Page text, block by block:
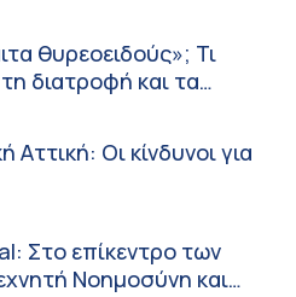
θυρεοειδούς»; Τι
διατροφή και τα
Αττική: Οι κίνδυνοι για
Στο επίκεντρο των